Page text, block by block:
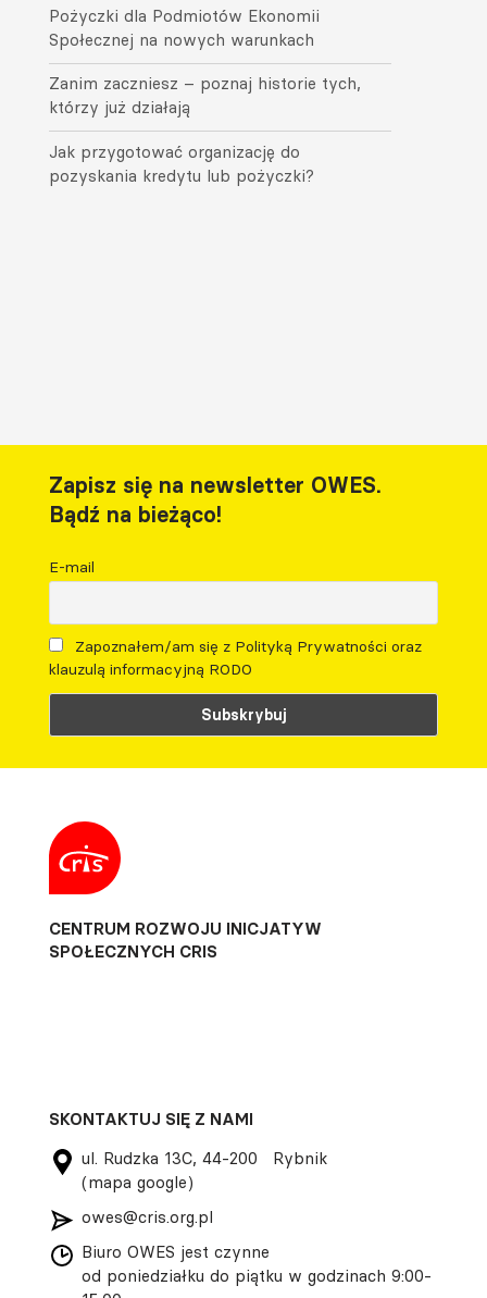
Pożyczki dla Podmiotów Ekonomii
Społecznej na nowych warunkach
Zanim zaczniesz – poznaj historie tych,
którzy już działają
Jak przygotować organizację do
pozyskania kredytu lub pożyczki?
Zapisz się na newsletter OWES.
Bądź na bieżąco!
E-mail
Zapoznałem/am się z Polityką Prywatności oraz
klauzulą informacyjną RODO
CENTRUM ROZWOJU INICJATYW
SPOŁECZNYCH CRIS
SKONTAKTUJ SIĘ Z NAMI
ul. Rudzka 13C, 44-200 Rybnik
(mapa google)
owes@cris.org.pl
Biuro OWES jest czynne
od poniedziałku do piątku w godzinach 9:00-